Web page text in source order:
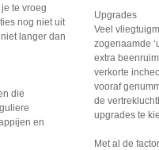
te vroeg
nog niet uit
langer dan
die
en
Upgrades
Veel
zogenaamde
extra
verkorte
vooraf
de
upgrades te
Met al de